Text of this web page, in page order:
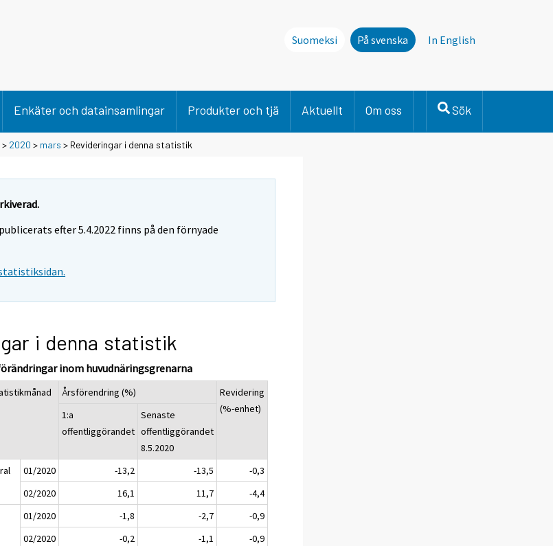
Suomeksi På svenska In English
Enkäter och datainsamlingar Produkter och tjä Aktuellt Om oss Sök
> 2020 > mars > Revideringar i denna statistik
efter 5.4.2022 finns på den förnyade
i denna statistik
inom huvudnäringsgrenarna
Årsförendring (%)
Revidering
(%-enhet)
1:a
offentliggörandet
Senaste
offentliggörandet
8.5.2020
01/2020 -13,2 -13,5
-0,3
02/2020
16,1 11,7
-4,4
01/2020 -1,8 -2,7
-0,9
02/2020
-0,2 -1,1
-0,9